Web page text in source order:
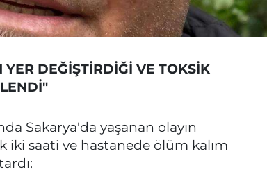
DEĞİŞTİRDİĞİ VE TOKSİK
Sakarya'da yaşanan olayın
iki saati ve hastanede ölüm kalım